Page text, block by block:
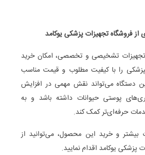
فروشگاه تجهیزات پزشکی یوکامد
تجهیزات تشخیصی و تخصصی، امکان خرید
را با کیفیت مطلوب و قیمت مناسب
دستگاه می‌تواند نقش مهمی در افزایش
پوستی حیوانات داشته باشد و به
حرفه‌ای‌تر کمک کند.
بیشتر و خرید این محصول، می‌توانید از
پزشکی یوکامد اقدام نمایید.